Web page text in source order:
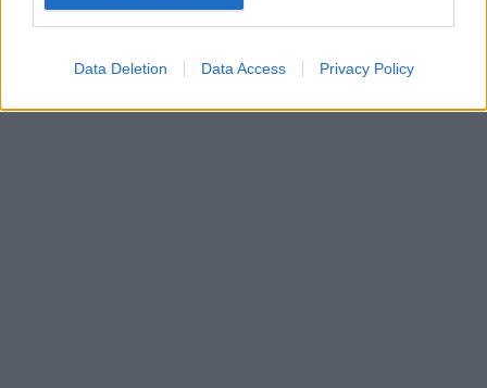
Data Deletion Data Access Privacy Policy